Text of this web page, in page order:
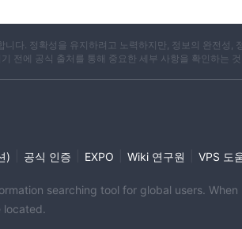
움(eth), 리플(xrp), 라이트코인
를 제공합니다. 외환 거래는 한 통
aud/cad 및 nzd/chf가 포함될
참여할 수 있도록 합니다. 트레
Apple Inc.와 같은 잘 알려진 회사
Google의 모회사인
제공합니다. 거래 가능한 지수
다. 정확성을 유지하려고 노력하지만, 정보의 완전성,
전에 공식 출처를 통해 중요한 세부 사항을 확인하는
) 공식 인증 EXPO Wiki 연구원 VPS 도
searching tool for global users.
located.